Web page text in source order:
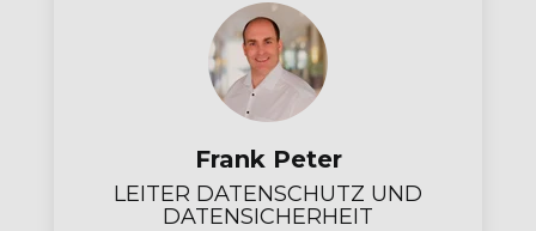
Frank Peter
LEITER DATENSCHUTZ UND
DATENSICHERHEIT